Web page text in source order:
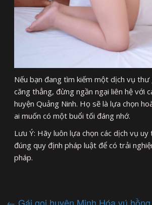
Nếu bạn đang tìm kiếm một dịch vụ thư
căng thẳng, đừng ngần ngại liên hệ với
huyện Quảng Ninh. Họ sẽ là lựa chọn
ai muốn có một buổi tối đáng nhớ.
Lưu Ý: Hãy luôn lựa chọn các dịch vụ uy
đúng quy định pháp luật để có trải
pháp.
← Gái gọi huyện Minh Hóa vú